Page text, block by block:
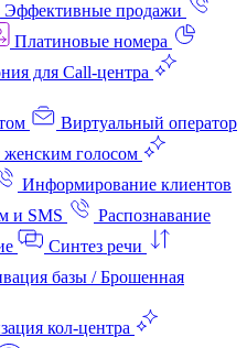
Эффективные продажи
Платиновые номера
для Call-центра
Виртуальный оператор
женским голосом
Информирование клиентов
и SMS
Распознавание
Синтез речи
базы / Брошенная
кол‑центра